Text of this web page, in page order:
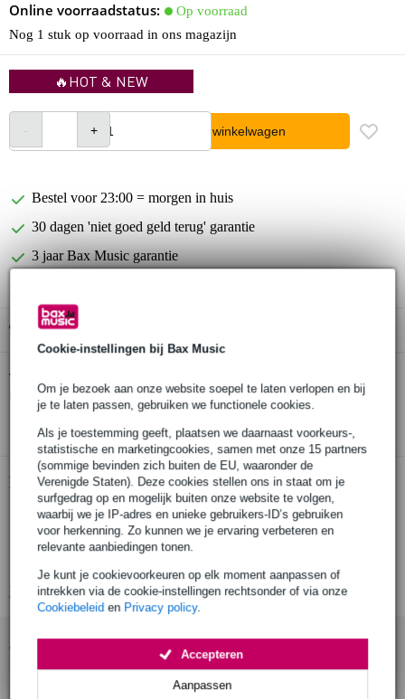
Cookie-instellingen bij Bax Music
Om je bezoek aan onze website soepel te laten verlopen en bij
je te laten passen, gebruiken we functionele cookies.
Als je toestemming geeft, plaatsen we daarnaast voorkeurs-,
statistische en marketingcookies, samen met onze 15 partners
(sommige bevinden zich buiten de EU, waaronder de
Verenigde Staten). Deze cookies stellen ons in staat om je
surfgedrag op en mogelijk buiten onze website te volgen,
waarbij we je IP-adres en unieke gebruikers-ID’s gebruiken
voor herkenning. Zo kunnen we je ervaring verbeteren en
relevante aanbiedingen tonen.
Je kunt je cookievoorkeuren op elk moment aanpassen of
intrekken via de cookie-instellingen rechtsonder of via onze
Cookiebeleid en Privacy policy.
Aanpassen
Accepteren
Online voorraadstatus:
Op voorraad
Nog 1 stuk op voorraad in ons magazijn
🔥HOT & NEW
In winkelwagen
Bestel voor 23:00 = morgen in huis
30 dagen 'niet goed geld terug' garantie
3 jaar Bax Music garantie
Gratis ophalen in de winkel
Twijfel je of de
microfoonstatiefbij je past? Doe de check.
Productinformatie
Konig & Meyer 26020
verstelbaar microfoonstatief
Bekijk alle productspecificaties
Accessoires (4)